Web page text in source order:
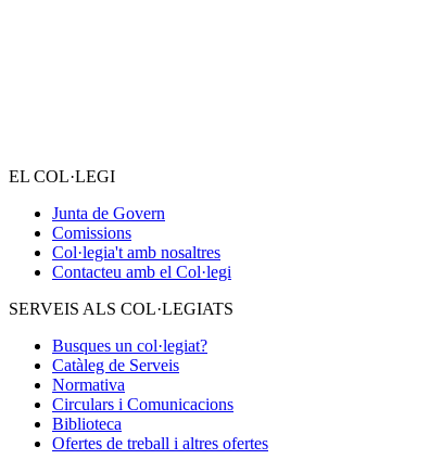
EL COL·LEGI
Junta de Govern
Comissions
Col·legia't amb nosaltres
Contacteu amb el Col·legi
SERVEIS ALS COL·LEGIATS
Busques un col·legiat?
Catàleg de Serveis
Normativa
Circulars i Comunicacions
Biblioteca
Ofertes de treball i altres ofertes